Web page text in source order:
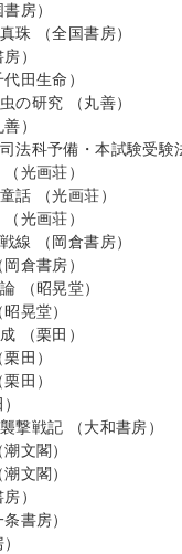
房）
珠 （全国書房）
）
田生命）
の研究 （丸善）
）
法科予備・本試験受験
光画荘）
話 （光画荘）
光画荘）
線 （岡倉書房）
倉書房）
（昭晃堂）
晃堂）
（栗田）
田）
田）
撃戦記 （大和書房）
文閣）
文閣）
）
書房）